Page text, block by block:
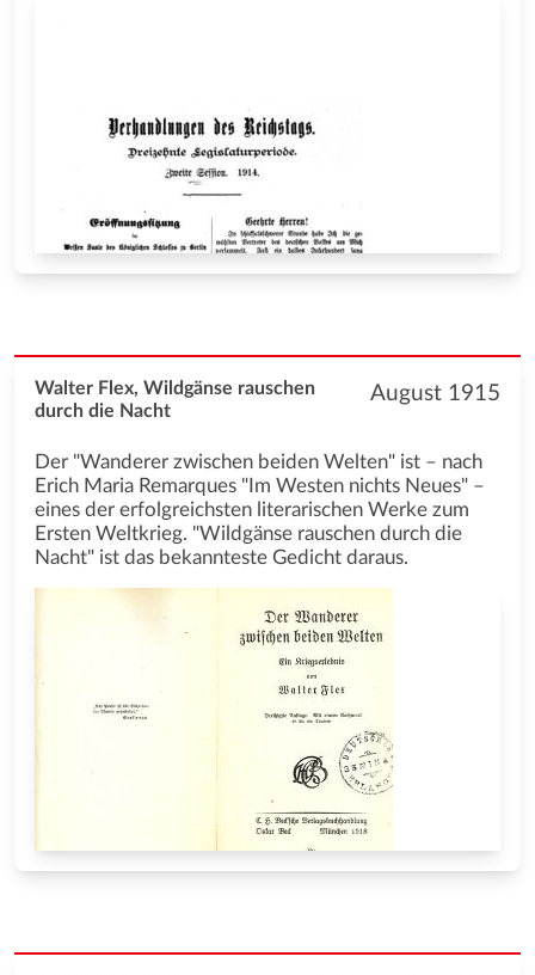
August 1915
Walter Flex, Wildgänse rauschen
durch die Nacht
Der "Wanderer zwischen beiden Welten" ist – nach
Erich Maria Remarques "Im Westen nichts Neues" –
eines der erfolgreichsten literarischen Werke zum
Ersten Weltkrieg. "Wildgänse rauschen durch die
Nacht" ist das bekannteste Gedicht daraus.